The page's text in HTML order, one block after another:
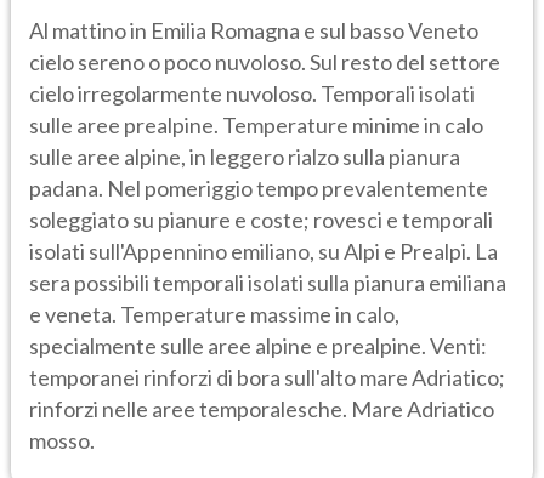
Al mattino in Emilia Romagna e sul basso Veneto
cielo sereno o poco nuvoloso. Sul resto del settore
cielo irregolarmente nuvoloso. Temporali isolati
sulle aree prealpine. Temperature minime in calo
sulle aree alpine, in leggero rialzo sulla pianura
padana. Nel pomeriggio tempo prevalentemente
soleggiato su pianure e coste; rovesci e temporali
isolati sull'Appennino emiliano, su Alpi e Prealpi. La
sera possibili temporali isolati sulla pianura emiliana
e veneta. Temperature massime in calo,
specialmente sulle aree alpine e prealpine. Venti:
temporanei rinforzi di bora sull'alto mare Adriatico;
rinforzi nelle aree temporalesche. Mare Adriatico
mosso.